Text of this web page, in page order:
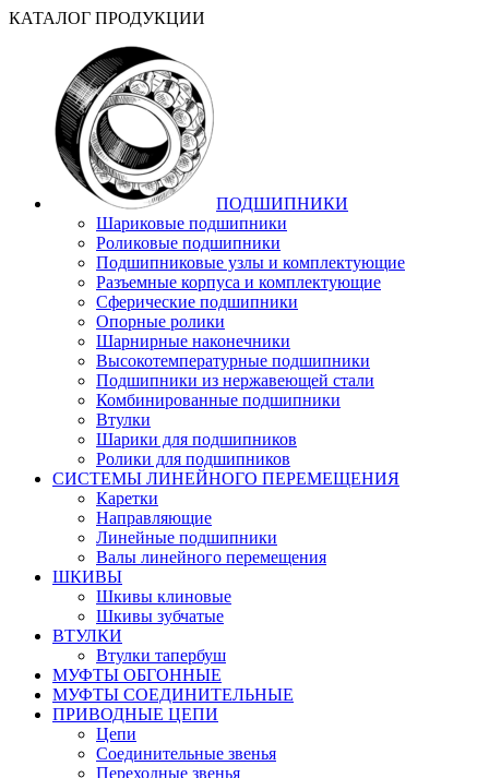
КАТАЛОГ ПРОДУКЦИИ
ПОДШИПНИКИ
Шариковые подшипники
Роликовые подшипники
Подшипниковые узлы и комплектующие
Разъемные корпуса и комплектующие
Сферические подшипники
Опорные ролики
Шарнирные наконечники
Высокотемпературные подшипники
Подшипники из нержавеющей стали
Комбинированные подшипники
Втулки
Шарики для подшипников
Ролики для подшипников
СИСТЕМЫ ЛИНЕЙНОГО ПЕРЕМЕЩЕНИЯ
Каретки
Направляющие
Линейные подшипники
Валы линейного перемещения
ШКИВЫ
Шкивы клиновые
Шкивы зубчатые
ВТУЛКИ
Втулки тапербуш
МУФТЫ ОБГОННЫЕ
МУФТЫ СОЕДИНИТЕЛЬНЫЕ
ПРИВОДНЫЕ ЦЕПИ
Цепи
Соединительные звенья
Переходные звенья